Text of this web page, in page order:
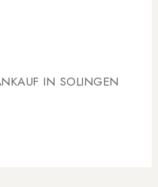
IN SOLINGEN